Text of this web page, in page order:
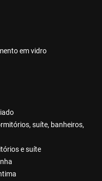
em vidro
suíte, banheiros,
e suíte